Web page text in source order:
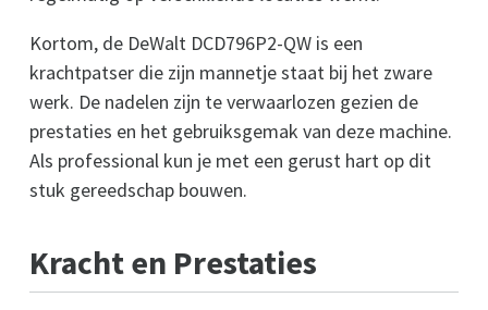
Kortom, de DeWalt DCD796P2-QW is een
krachtpatser die zijn mannetje staat bij het zware
werk. De nadelen zijn te verwaarlozen gezien de
prestaties en het gebruiksgemak van deze machine.
Als professional kun je met een gerust hart op dit
stuk gereedschap bouwen.
Kracht en Prestaties